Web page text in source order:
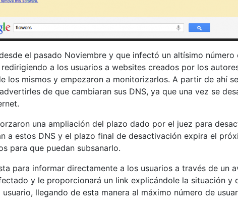
el pasado Noviembre y que infectó un altísimo
a los usuarios a websites creados por los
mismos y empezaron a monitorizarlos. A partir de ahí
de que cambiaran sus DNS, ya que una vez se
una ampliación del plazo dado por el juez para
a estos DNS y el plazo final de desactivación expira el
para que puedan subsanarlo.
para informar directamente a los usuarios a través de un
y le proporcionará un link explicándole la situación y
llegando de esta manera al máximo número de